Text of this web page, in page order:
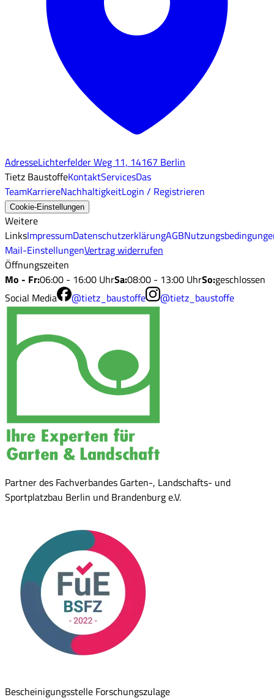
AdresseLichterfelder Weg 11, 14167 Berlin
Tietz BaustoffeKontaktServicesDas
TeamKarriereNachhaltigkeitLogin / Registrieren
Cookie-Einstellungen
Weitere
LinksImpressumDatenschutzerklärungAGB
Mail-EinstellungenVertrag widerrufen
Öffnungszeiten
Mo - Fr:06:00 - 16:00 UhrSa:08:00 - 13:00 UhrSo:geschlossen
Social Media
@tietz_baustoffe @tietz_baustoffe
Partner des Fachverbandes Garten-, Landschafts- und
Sportplatzbau Berlin und Brandenburg e.V.
Bescheinigungsstelle Forschungszulage